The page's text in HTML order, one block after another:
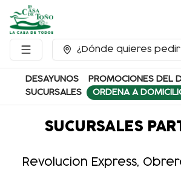
¿Dónde quieres
DESAYUNOS PROMOCIONES DEL
SUCURSALES
ORDENA A
SUCURSALES
Revolucion Express,